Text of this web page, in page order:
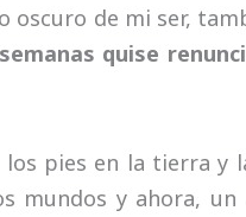
oscuro de mi ser,
quise
pies en la tierra y
mundos y ahora, un